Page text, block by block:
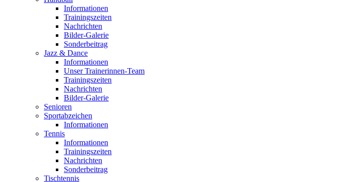
Informationen
Trainingszeiten
Nachrichten
Bilder-Galerie
Sonderbeitrag
Jazz & Dance
Informationen
Unser Trainerinnen-Team
Trainingszeiten
Nachrichten
Bilder-Galerie
Senioren
Sportabzeichen
Informationen
Tennis
Informationen
Trainingszeiten
Nachrichten
Sonderbeitrag
Tischtennis